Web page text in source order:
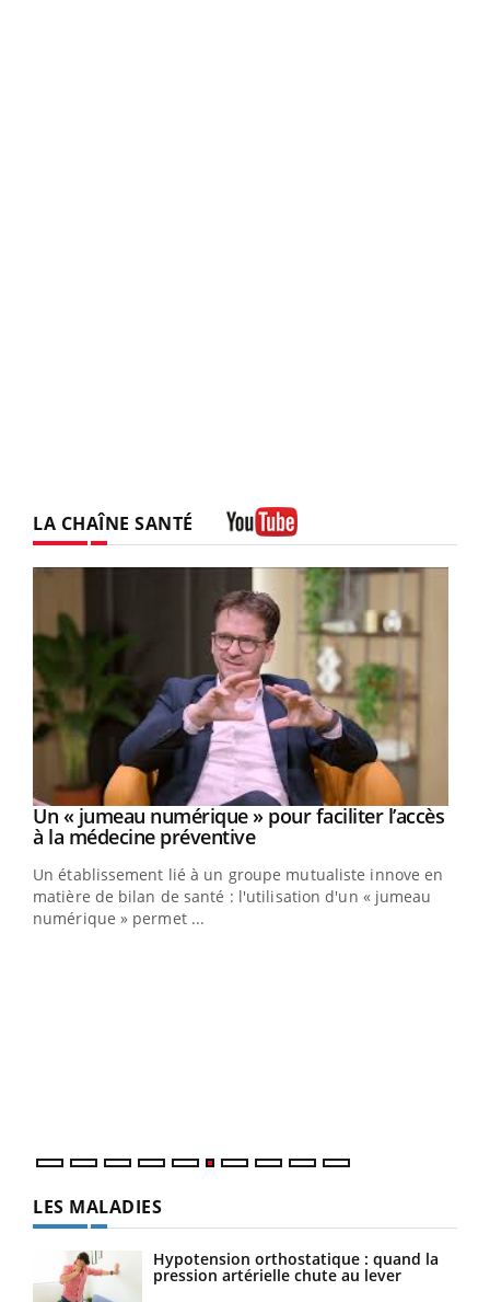
LA CHAÎNE SANTÉ
Youtube
Un « jumeau numérique » pour faciliter l’accès
à la médecine préventiveYoutube
Un établissement lié à un groupe mutualiste innove en
matière de bilan de santé : l'utilisation d'un « jumeau
numérique » permet ...
LES MALADIES
Hypotension orthostatique : quand la
pression artérielle chute au lever